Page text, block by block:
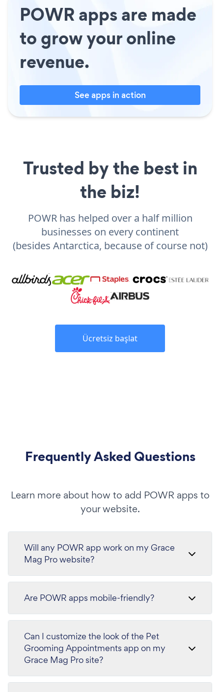
POWR apps are made
to grow your online
revenue.
See apps in action
Trusted by the best in
the biz!
POWR has helped over a half million
businesses on every continent
(besides Antarctica, because of course not)
Ücretsiz başlat
Frequently Asked Questions
Learn more about how to add POWR apps to
your website.
Will any POWR app work on my Grace
Mag Pro website?
Are POWR apps mobile-friendly?
Can I customize the look of the Pet
Grooming Appointments app on my
Grace Mag Pro site?